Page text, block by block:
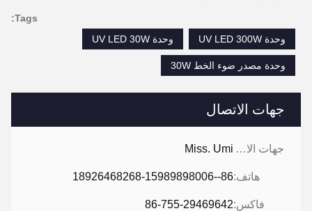
جهات الاتصال
جهات الاتصال: Miss. Umi
هاتف:86--18926468268-15989898006
فاكس:86-755-29469642
Tags:
وحدة UV LED 300W
وحدة UV LED 30W
وحدة مصدر ضوء الخط 30W